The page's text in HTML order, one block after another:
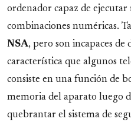
ordenador capaz de
combinaciones numéricas.
NSA, pero son incapaces
característica que algunos
consiste en una función de
memoria del aparato luego
quebrantar el sistema de